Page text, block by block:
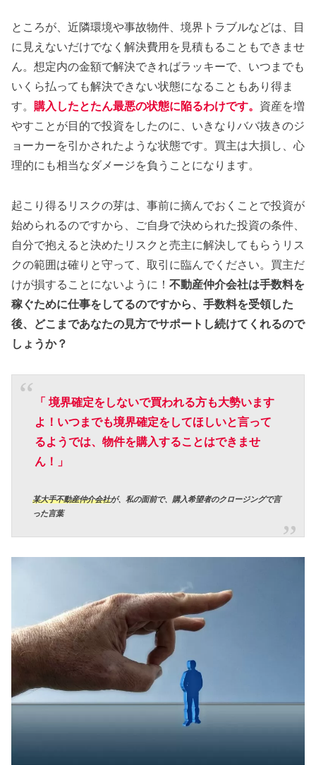
ところが、近隣環境や事故物件、境界トラブルなどは、目
に見えないだけでなく解決費用を見積もることもできませ
ん。想定内の金額で解決できればラッキーで、いつまでも
いくら払っても解決できない状態になることもあり得ま
す。 購入したとたん最悪の状態に陥るわけです。 資産を増
やすことが目的で投資をしたのに、いきなりババ抜きのジ
ョーカーを引かされたような状態です。買主は大損し、心
理的にも相当なダメージを負うことになります。
起こり得るリスクの芽は、事前に摘んでおくことで投資が
始められるのですから、ご自身で決められた投資の条件、
自分で抱えると決めたリスクと売主に解決してもらうリス
クの範囲は確りと守って、取引に臨んでください。買主だ
けが損することにないように！ 不動産仲介会社は手数料を
稼ぐために仕事をしてるのですから、手数料を受領した
後、どこまであなたの見方でサポートし続けてくれるので
しょうか？
「 境界確定をしないで買われる方も大勢います
よ！いつまでも境界確定をしてほしいと言って
るようでは、物件を購入することはできませ
ん！」
某大手不動産仲介会社が、 私の面前で、購入希望者のクロージングで言
った言葉